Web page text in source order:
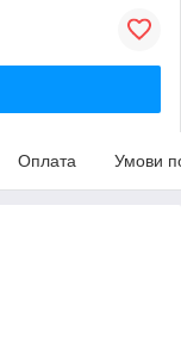
Оплата Умови